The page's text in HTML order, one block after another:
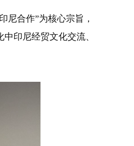
合作”为核心宗旨，
印尼经贸文化交流、